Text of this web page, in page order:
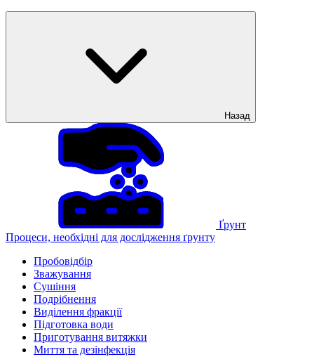
Назад
Ґрунт
Процеси, необхідні для дослідження ґрунту
Пробовідбір
Зважування
Сушіння
Подрібнення
Виділення фракції
Підготовка води
Приготування витяжки
Миття та дезінфекція